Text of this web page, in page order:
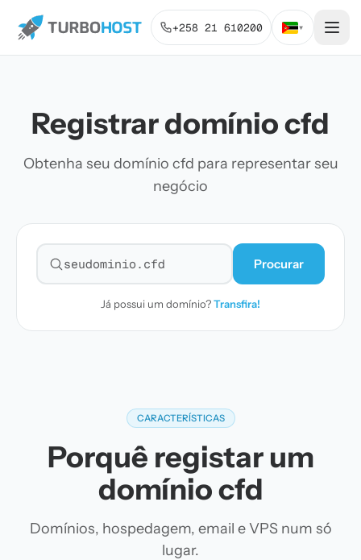
+258 21 610200 ▾
Registrar domínio cfd
Obtenha seu domínio cfd para representar seu
negócio
Pesquisar domínio
Procurar
Já possui um domínio?Transfira!
CARACTERÍSTICAS
Porquê registar um
domínio cfd
Domínios, hospedagem, email e VPS num só
lugar.